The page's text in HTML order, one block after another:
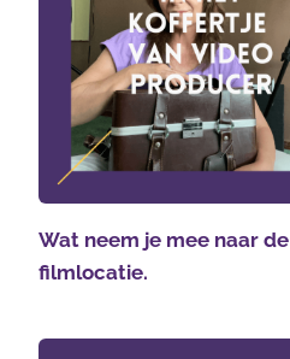
Wat neem je mee naar de
filmlocatie.